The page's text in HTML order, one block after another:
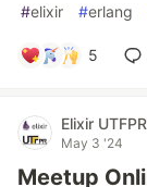
#elixir #erlang
5
Elixir
May 3 '24
Meetup